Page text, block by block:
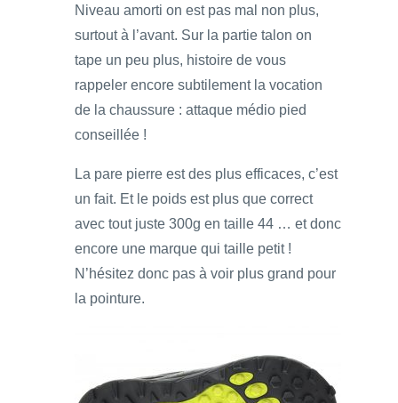
Niveau amorti on est pas mal non plus,
surtout à l’avant. Sur la partie talon on
tape un peu plus, histoire de vous
rappeler encore subtilement la vocation
de la chaussure : attaque médio pied
conseillée !
La pare pierre est des plus efficaces, c’est
un fait. Et le poids est plus que correct
avec tout juste 300g en taille 44 … et donc
encore une marque qui taille petit !
N’hésitez donc pas à voir plus grand pour
la pointure.